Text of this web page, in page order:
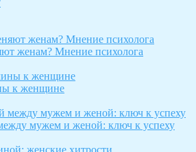
женам? Мнение психолога
к женщине
мужем и женой: ключ к успеху